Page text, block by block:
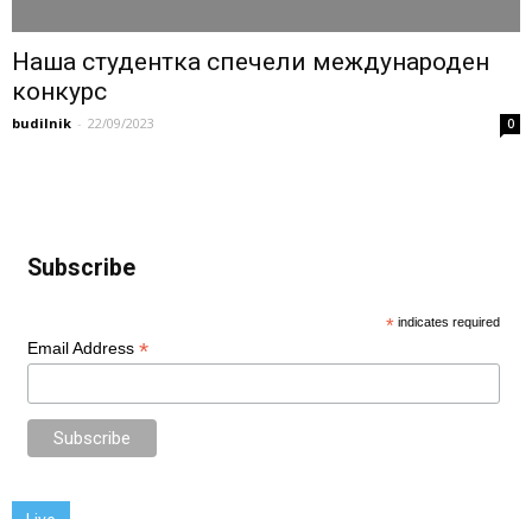
Наша студентка спечели международен
конкурс
budilnik - 22/09/2023 0
Subscribe
* indicates required
Email Address *